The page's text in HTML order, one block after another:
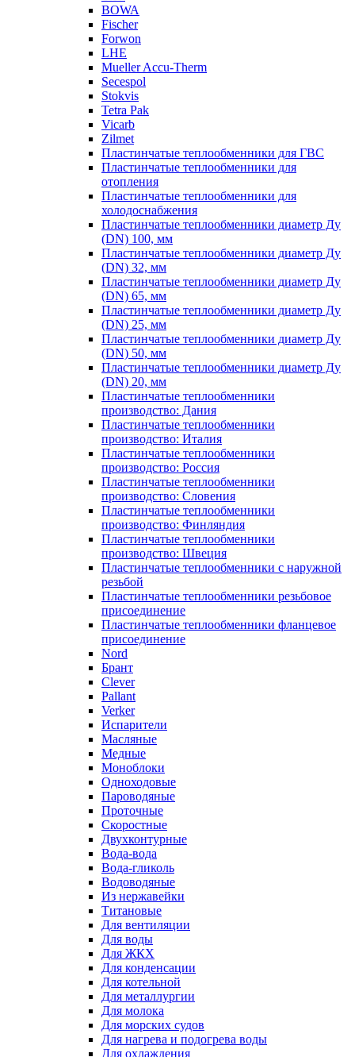
BOWA
Fischer
Forwon
LHE
Mueller Accu-Therm
Secespol
Stokvis
Tetra Pak
Vicarb
Zilmet
Пластинчатые теплообменники для ГВС
Пластинчатые теплообменники для
отопления
Пластинчатые теплообменники для
холодоснабжения
Пластинчатые теплообменники диаметр Ду
(DN) 100, мм
Пластинчатые теплообменники диаметр Ду
(DN) 32, мм
Пластинчатые теплообменники диаметр Ду
(DN) 65, мм
Пластинчатые теплообменники диаметр Ду
(DN) 25, мм
Пластинчатые теплообменники диаметр Ду
(DN) 50, мм
Пластинчатые теплообменники диаметр Ду
(DN) 20, мм
Пластинчатые теплообменники
производство: Дания
Пластинчатые теплообменники
производство: Италия
Пластинчатые теплообменники
производство: Россия
Пластинчатые теплообменники
производство: Словения
Пластинчатые теплообменники
производство: Финляндия
Пластинчатые теплообменники
производство: Швеция
Пластинчатые теплообменники с наружной
резьбой
Пластинчатые теплообменники резьбовое
присоединение
Пластинчатые теплообменники фланцевое
присоединение
Nord
Брант
Clever
Pallant
Verker
Испарители
Масляные
Медные
Моноблоки
Одноходовые
Пароводяные
Проточные
Скоростные
Двухконтурные
Вода-вода
Вода-гликоль
Водоводяные
Из нержавейки
Титановые
Для вентиляции
Для воды
Для ЖКХ
Для конденсации
Для котельной
Для металлургии
Для молока
Для морских судов
Для нагрева и подогрева воды
Для охлаждения